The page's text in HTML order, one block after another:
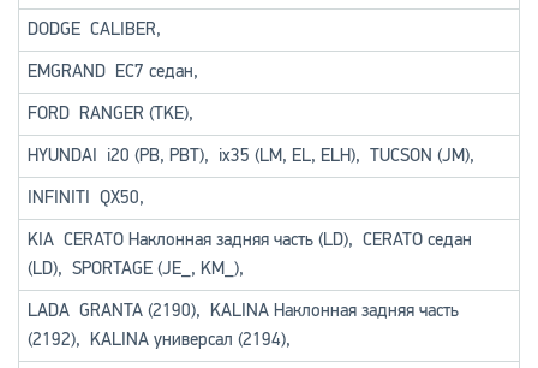
DODGE CALIBER,
EMGRAND EC7 седан,
FORD RANGER (TKE),
HYUNDAI i20 (PB, PBT), ix35 (LM, EL, ELH), TUCSON (JM),
INFINITI QX50,
KIA CERATO Наклонная задняя часть (LD), CERATO седан
(LD), SPORTAGE (JE_, KM_),
LADA GRANTA (2190), KALINA Наклонная задняя часть
(2192), KALINA универсал (2194),